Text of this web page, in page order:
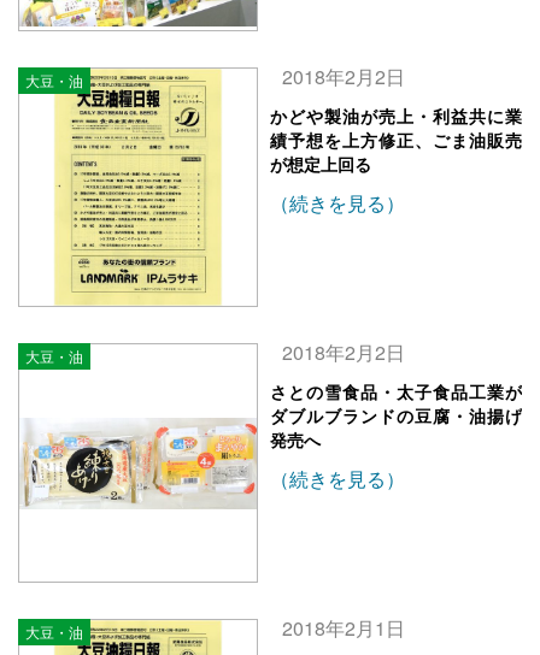
大豆・油 2018年2月2日
かどや製油が売上・利益共に業
績予想を上方修正、ごま油販売
が想定上回る
（続きを見る）
大豆・油 2018年2月2日
さとの雪食品・太子食品工業が
ダブルブランドの豆腐・油揚げ
発売へ
（続きを見る）
大豆・油 2018年2月1日